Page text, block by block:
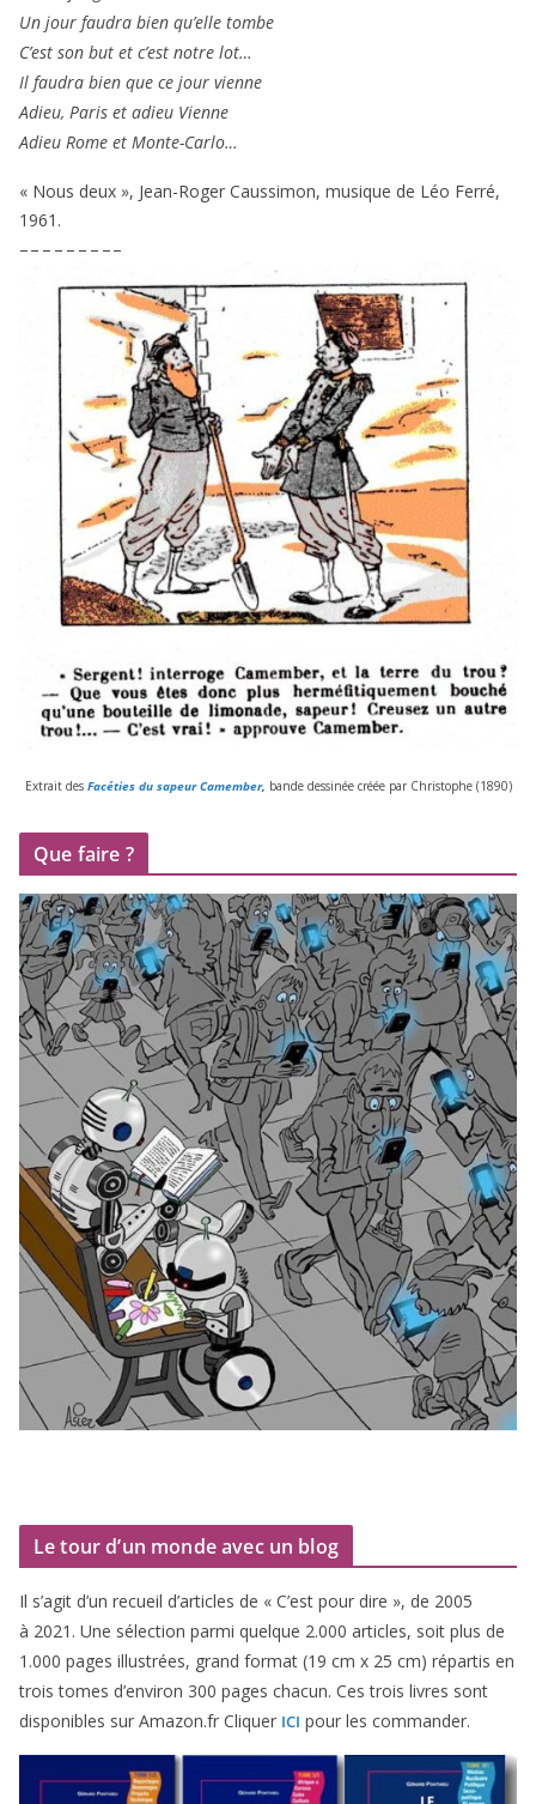
Un jour fau­dra bien qu’elle tombe
C’est son but et c’est notre lot…
Il fau­dra bien que ce jour vienne
Adieu, Paris et adieu Vienne
Adieu Rome et Monte-Carlo…
« Nous deux », Jean-Roger Caussimon, musique de Léo Ferré,
1961 .
– – – – – – – – –
Extrait desFacéties du sapeur Camember, bande des­si­née créée par Christophe (1890)
Que faire ?
Le tour d’un monde avec un blog
Il s’agit d’un recueil d’ar­ticles de « C’est pour dire », de 2005
à 2021 . Une sélec­tion par­mi quelque 2.000 articles, soit plus de
1 .000 pages illus­trées, grand for­mat (19 cm x 25 cm) répar­tis en
trois tomes d’environ 300 pages cha­cun. Ces trois livres sont
dis­po­nibles sur Amazon​.fr Cliquer ICI pour les commander.